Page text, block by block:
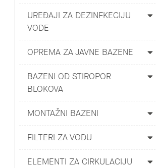
UREĐAJI ZA DEZINFKECIJU
VODE
OPREMA ZA JAVNE BAZENE
BAZENI OD STIROPOR
BLOKOVA
MONTAŽNI BAZENI
FILTERI ZA VODU
ELEMENTI ZA CIRKULACIJU